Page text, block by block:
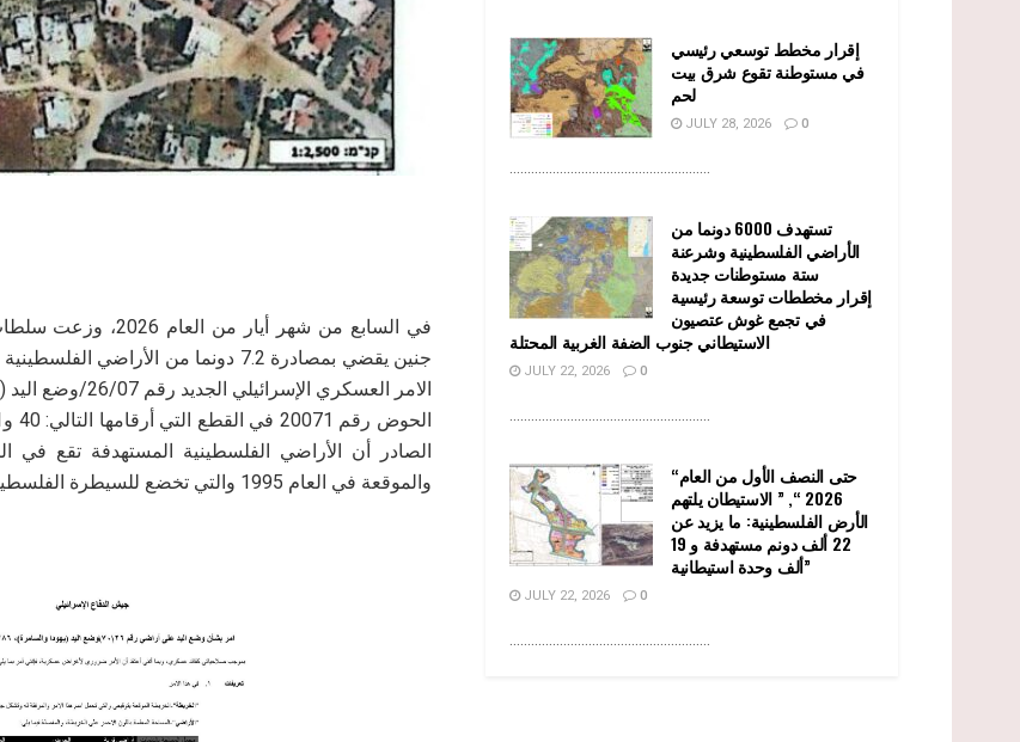
في السابع من شهر
جنين يقضي بمصادرة 7.2 دونما من
الصادر أن الأراضي الفلسطينية المستهدفة تقع في
والموقعة في العام 1995 والتي تخضع للسيطرة الفلسطينية الكاملة أمنيا وأداريا.
إقرار مخطط توسعي رئيسي
في مستوطنة تقوع شرق بيت
لحم
JULY 28, 2026 0
........................................................
تستهدف 6000 دونما من
الأراضي الفلسطينية وشرعنة
ستة مستوطنات جديدة
إقرار مخططات توسعة رئيسية
في تجمع غوش عتصيون
الاستيطاني جنوب الضفة الغربية المحتلة
JULY 22, 2026 0
........................................................
“حتى النصف الأول من العام
2026 “, ” الاستيطان يلتهم
الأرض الفلسطينية: ما يزيد عن
22 ألف دونم مستهدفة و 19
ألف وحدة استيطانية”
JULY 22, 2026 0
........................................................